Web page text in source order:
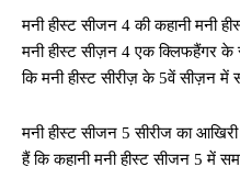
मनी हीस्ट सीजन 4 की कहानी मनी
मनी हीस्ट सीज़न 4 एक क्लिफहैंगर
कि मनी हीस्ट सीरीज़ के 5वें सीज़न
मनी हीस्ट सीजन 5 सीरीज का
हैं कि कहानी मनी हीस्ट सीजन 5 में